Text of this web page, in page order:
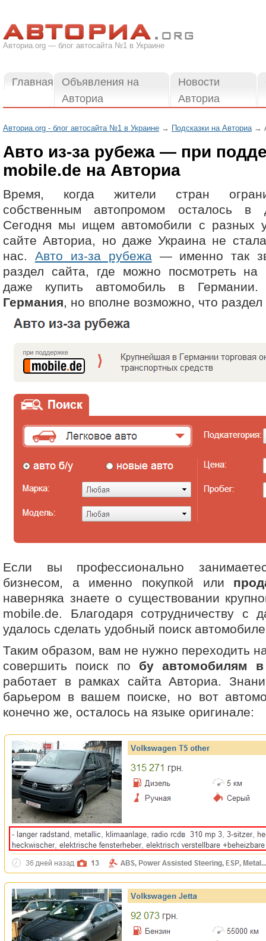
Авториа.org — блог автосайта №1 в Украине
Главная
Объявления на
Авториа
Новости
Авториа
Авториа.org - блог автосайта №1 в Украине → Подсказки на Авториа→
Авто из-за рубежа — при
mobile.de на Авториа
Время, когда жители стран
собственным автопромом осталось в
Сегодня мы ищем автомобили с разных
сайте Авториа, но даже Украина не
нас. Авто из-за рубежа— именно так
раздел сайта, где можно посмотреть
даже купить автомобиль в
Германия, но вполне возможно, что
Если вы профессионально
бизнесом, а именно покупкой или
наверняка знаете о существовании
mobile.de. Благодаря сотрудничеству с
удалось сделать удобный поиск
Таким образом, вам не нужно переходить
совершить поиск по бу автомобилям
работает в рамках сайта Авториа.
барьером в вашем поиске, но вот
конечно же, осталось на языке оригинале: